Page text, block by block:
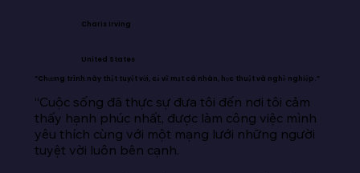
Charis Irving
United States
“Chương trình này thật tuyệt vời, cả về mặt cá nhân, học thuật và nghề nghiệp.”
“Cuộc sống đã thực sự đưa tôi đến nơi tôi cảm
thấy hạnh phúc nhất, được làm công việc mình
yêu thích cùng với một mạng lưới những người
tuyệt vời luôn bên cạnh.